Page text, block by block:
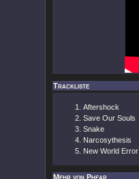
Trackliste
Aftershock
Save Our Souls
Snake
Narcosythesis
New World Error
Mehr von Phear